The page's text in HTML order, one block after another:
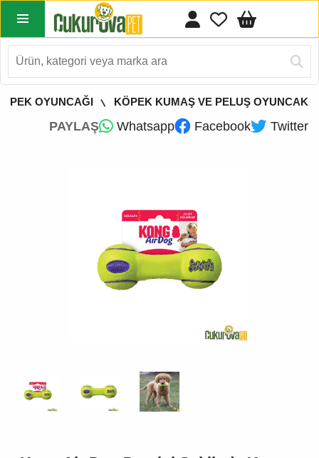
OYUNCAĞI KÖPEK KUMAŞ VE PELUŞ OYUNCAK
PAYLAŞ Whatsapp Facebook Twitter